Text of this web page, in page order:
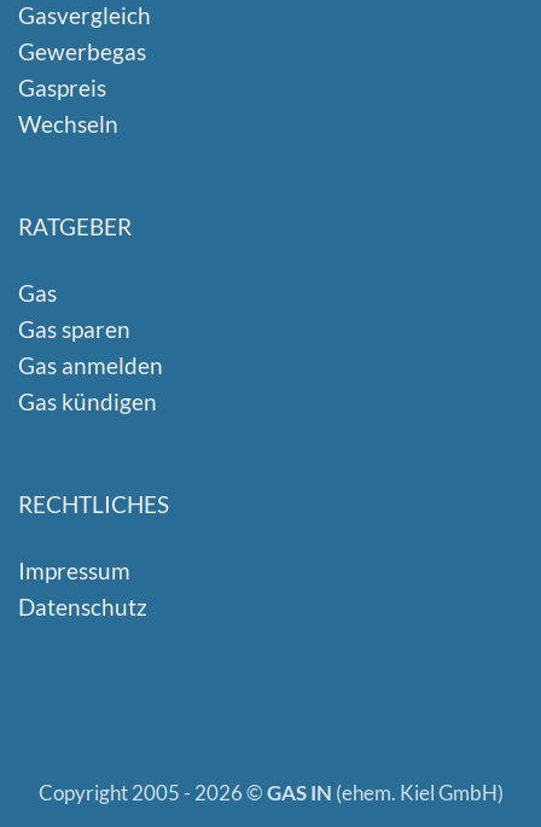
Gasvergleich
Gewerbegas
Gaspreis
Wechseln
RATGEBER
Gas
Gas sparen
Gas anmelden
Gas kündigen
RECHTLICHES
Impressum
Datenschutz
Copyright 2005 - 2026 ©GAS IN (ehem. Kiel GmbH)